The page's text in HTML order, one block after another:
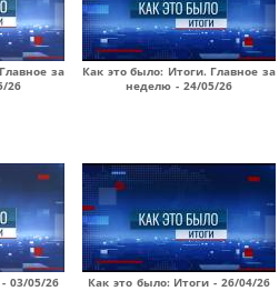
за
26
Как это было: Итоги. Главное за
неделю - 24/05/26
03/05/26 Как это было: Итоги - 26/04/26